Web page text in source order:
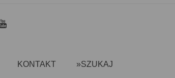
KONTAKT »SZUKAJ